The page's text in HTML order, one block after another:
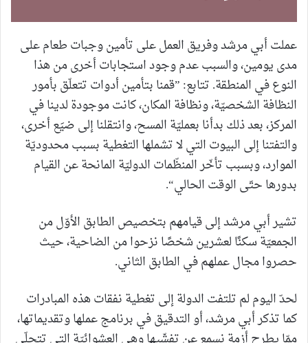
عملت أبي مرشد وفريق العمل على تأمين وجبات طعام على
مدى يومين، والسبب عدم وجود استجابات أخرى من هذا
النوع في المنطقة. تتابع: ”قمنا بتأمين أدوات تتعلّق بأمور
النظافة الشخصيّة، ونظافة المكان، كانت موجودة لدينا في
المركز، بعد ذلك بدأنا بعمليّة المسح، وانتقلنا إلى ضيَع أخرى،
والتفتنا إلى البيوت التي لا تشملها التغطية بسبب محدوديّة
الموارد، وبسبب تأخّر المنظّمات الدوليّة المانحة عن القيام
بدورها حتّى الوقت الحالي“.
تشير أبي مرشد إلى قيامهم بتخصيص الطابق الأوّل من
الجمعيّة سكنًا لعشرين شخصًا نزحوا من الضاحية، حيث
حصروا مجال عملهم في الطابق الثاني.
لحدّ اليوم لم تلتفت الدولة إلى تغطية نفقات هذه المبادرات
كما تذكر أبي مرشد، أو التدقيق في برنامج عملها وتقديماتها،